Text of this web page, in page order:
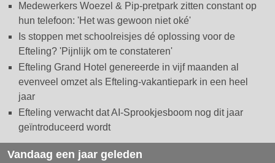
Medewerkers Woezel & Pip-pretpark zitten constant op
hun telefoon: 'Het was gewoon niet oké'
Is stoppen met schoolreisjes dé oplossing voor de
Efteling? 'Pijnlijk om te constateren'
Efteling Grand Hotel genereerde in vijf maanden al
evenveel omzet als Efteling-vakantiepark in een heel
jaar
Efteling verwacht dat AI-Sprookjesboom nog dit jaar
geïntroduceerd wordt
Vandaag een jaar geleden